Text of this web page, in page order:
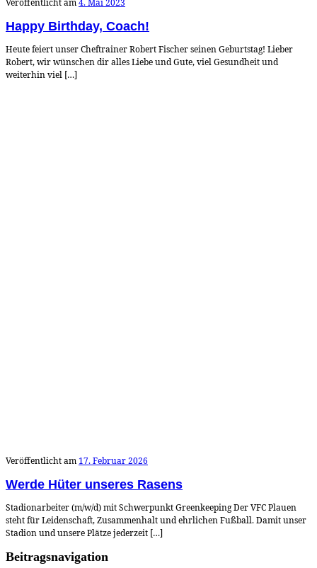
Veröffentlicht am4. Mai 2023
Happy Birthday, Coach!
Heute feiert unser Cheftrainer Robert Fischer seinen Geburtstag! Lieber
Robert, wir wünschen dir alles Liebe und Gute, viel Gesundheit und
weiterhin viel […]
Veröffentlicht am 17. Februar 2026
Werde Hüter unseres Rasens
Stadionarbeiter (m/w/d) mit Schwerpunkt Greenkeeping Der VFC Plauen
steht für Leidenschaft, Zusammenhalt und ehrlichen Fußball. Damit unser
Stadion und unsere Plätze jederzeit […]
Beitragsnavigation